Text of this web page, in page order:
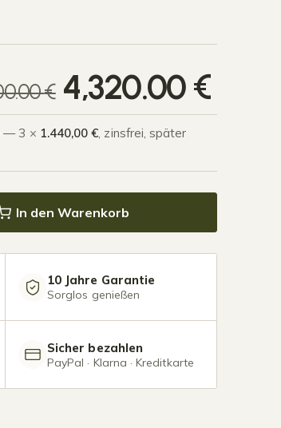
€ 4,320.00€
— 3 × 1.440,00 €, zinsfrei, später
x 4,0 Meter Mattschwarz Menge
In den Warenkorb
10 Jahre Garantie
Sorglos genießen
Sicher bezahlen
PayPal · Klarna · Kreditkarte